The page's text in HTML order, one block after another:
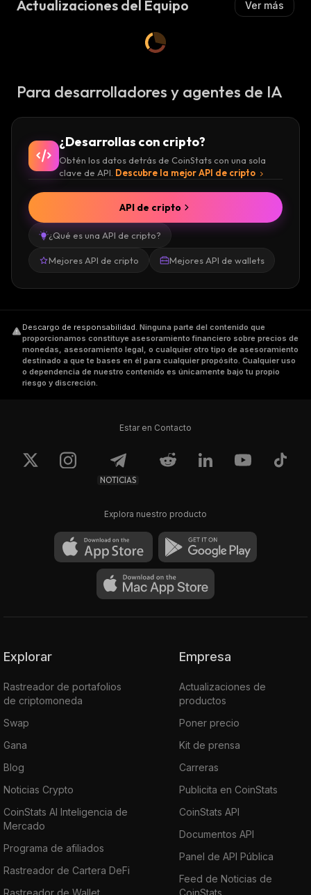
Actualizaciones del Equipo Ver más
Para desarrolladores y agentes de IA
¿Desarrollas con cripto?
Obtén los datos detrás de CoinStats con una sola
clave de API. Descubre la mejor API de cripto
¿Qué es una API de cripto?
Mejores API de cripto Mejores API de wallets
API de cripto
Descargo de responsabilidad. Ninguna parte del contenido que
proporcionamos constituye asesoramiento financiero sobre precios de
monedas, asesoramiento legal, o cualquier otro tipo de asesoramiento
destinado a que te bases en él para cualquier propósito. Cualquier uso
o dependencia de nuestro contenido es únicamente bajo tu propio
riesgo y discreción.
Estar en Contacto
NOTICIAS
Explora nuestro producto
Explorar
Rastreador de portafolios
de criptomoneda
Swap
Gana
Blog
Noticias Crypto
CoinStats AI Inteligencia de
Mercado
Programa de afiliados
Rastreador de Cartera DeFi
Rastreador de Wallet
Empresa
Actualizaciones de
productos
Poner precio
Kit de prensa
Carreras
Publicita en CoinStats
CoinStats API
Documentos API
Panel de API Pública
Feed de Noticias de
CoinStats